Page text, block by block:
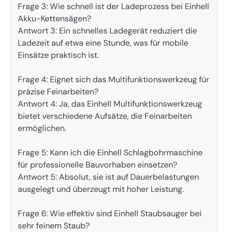
Frage 3: Wie schnell ist der Ladeprozess bei Einhell
Akku-Kettensägen?
Antwort 3: Ein schnelles Ladegerät reduziert die
Ladezeit auf etwa eine Stunde, was für mobile
Einsätze praktisch ist.
Frage 4: Eignet sich das Multifunktionswerkzeug für
präzise Feinarbeiten?
Antwort 4: Ja, das Einhell Multifunktionswerkzeug
bietet verschiedene Aufsätze, die Feinarbeiten
ermöglichen.
Frage 5: Kann ich die Einhell Schlagbohrmaschine
für professionelle Bauvorhaben einsetzen?
Antwort 5: Absolut, sie ist auf Dauerbelastungen
ausgelegt und überzeugt mit hoher Leistung.
Frage 6: Wie effektiv sind Einhell Staubsauger bei
sehr feinem Staub?